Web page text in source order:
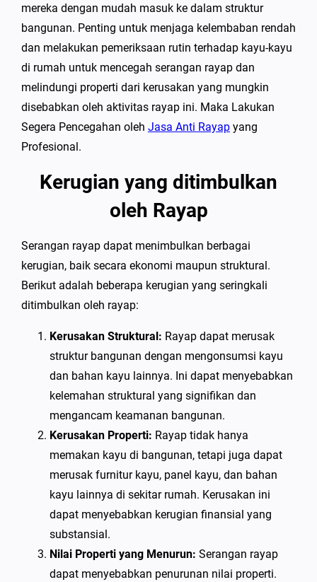
mereka dengan mudah masuk ke dalam struktur
bangunan. Penting untuk menjaga kelembaban rendah
dan melakukan pemeriksaan rutin terhadap kayu-kayu
di rumah untuk mencegah serangan rayap dan
melindungi properti dari kerusakan yang mungkin
disebabkan oleh aktivitas rayap ini. Maka Lakukan
Segera Pencegahan oleh Jasa Anti Rayap yang
Profesional.
Kerugian yang ditimbulkan
oleh Rayap
Serangan rayap dapat menimbulkan berbagai
kerugian, baik secara ekonomi maupun struktural.
Berikut adalah beberapa kerugian yang seringkali
ditimbulkan oleh rayap:
Kerusakan Struktural: Rayap dapat merusak
struktur bangunan dengan mengonsumsi kayu
dan bahan kayu lainnya. Ini dapat menyebabkan
kelemahan struktural yang signifikan dan
mengancam keamanan bangunan.
Kerusakan Properti: Rayap tidak hanya
memakan kayu di bangunan, tetapi juga dapat
merusak furnitur kayu, panel kayu, dan bahan
kayu lainnya di sekitar rumah. Kerusakan ini
dapat menyebabkan kerugian finansial yang
substansial.
Nilai Properti yang Menurun: Serangan rayap
dapat menyebabkan penurunan nilai properti.